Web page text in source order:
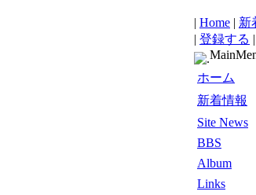
| Home | 新
| 登録する |
ホーム
新着情報
Site News
BBS
Album
Links